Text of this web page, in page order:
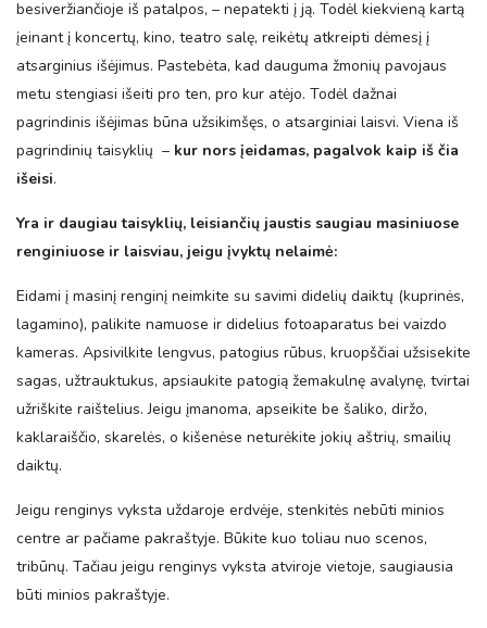
besiveržiančioje iš patalpos, – nepatekti į ją. Todėl kiekvieną kartą
įeinant į koncertų, kino, teatro salę, reikėtų atkreipti dėmesį į
atsarginius išėjimus. Pastebėta, kad dauguma žmonių pavojaus
metu stengiasi išeiti pro ten, pro kur atėjo. Todėl dažnai
pagrindinis išėjimas būna užsikimšęs, o atsarginiai laisvi. Viena iš
pagrindinių taisyklių – kur nors įeidamas, pagalvok kaip iš čia
išeisi.
Yra ir daugiau taisyklių, leisiančių jaustis saugiau masiniuose
renginiuose ir laisviau, jeigu įvyktų nelaimė:
Eidami į masinį renginį neimkite su savimi didelių daiktų (kuprinės,
lagamino), palikite namuose ir didelius fotoaparatus bei vaizdo
kameras. Apsivilkite lengvus, patogius rūbus, kruopščiai užsisekite
sagas, užtrauktukus, apsiaukite patogią žemakulnę avalynę, tvirtai
užriškite raištelius. Jeigu įmanoma, apseikite be šaliko, diržo,
kaklaraiščio, skarelės, o kišenėse neturėkite jokių aštrių, smailių
daiktų.
Jeigu renginys vyksta uždaroje erdvėje, stenkitės nebūti minios
centre ar pačiame pakraštyje. Būkite kuo toliau nuo scenos,
tribūnų. Tačiau jeigu renginys vyksta atviroje vietoje, saugiausia
būti minios pakraštyje.